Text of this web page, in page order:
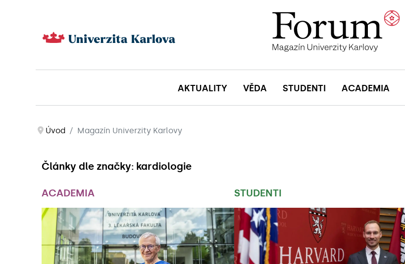
AKTUALITY VĚDA STUDENTI ACADEMIA
Úvod Magazín Univerzity Karlovy
Články dle značky: kardiologie
ACADEMIA STUDENTI